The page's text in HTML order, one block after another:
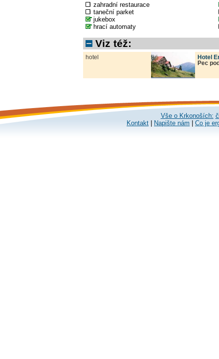
zahradní restaurace
taneční parket
jukebox
hrací automaty
Viz též:
hotel
Hotel
Pec
Vše o Krkonoších:
Kontakt
Napište nám Co je